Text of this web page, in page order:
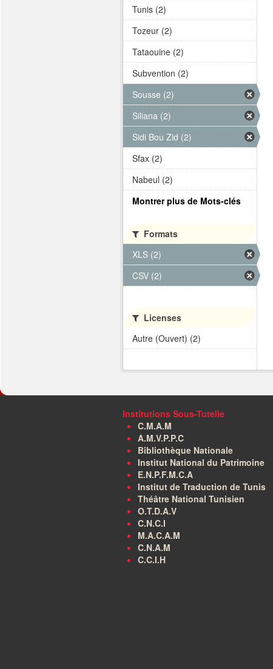
Tunis (2)
Tozeur (2)
Tataouine (2)
Subvention (2)
Sousse (2)
Siliana (2)
Sidi Bou Zid (2)
Sfax (2)
Nabeul (2)
Montrer plus de Mots-clés
Formats
XLS (2)
CSV (2)
Licenses
Autre (Ouvert) (2)
Institutions Sous-Tutelle
C.M.A.M
A.M.V.P.P.C
Bibliothèque Nationale
Institut National du Patrimoine
E.N.P.F.M.C.A
Institut de Traduction de Tunis
Théâtre National Tunisien
O.T.D.A.V
C.N.C.I
M.A.C.A.M
C.N.A.M
C.C.I.H